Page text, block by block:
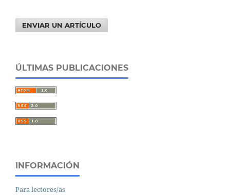
ENVIAR UN ARTÍCULO
ÚLTIMAS PUBLICACIONES
INFORMACIÓN
Para lectores/as